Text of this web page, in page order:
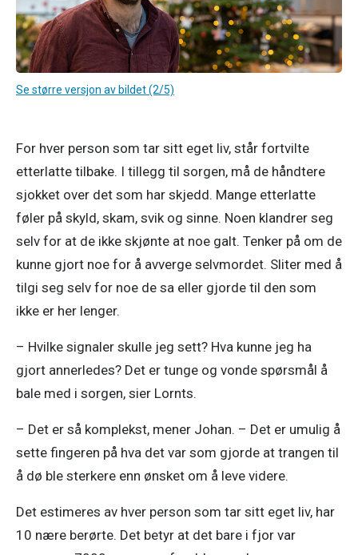
Se større versjon av bildet (2/5)
For hver person som tar sitt eget liv, står fortvilte
etterlatte tilbake. I tillegg til sorgen, må de håndtere
sjokket over det som har skjedd. Mange etterlatte
føler på skyld, skam, svik og sinne. Noen klandrer seg
selv for at de ikke skjønte at noe galt. Tenker på om de
kunne gjort noe for å avverge selvmordet. Sliter med å
tilgi seg selv for noe de sa eller gjorde til den som
ikke er her lenger.
– Hvilke signaler skulle jeg sett? Hva kunne jeg ha
gjort annerledes? Det er tunge og vonde spørsmål å
bale med i sorgen, sier Lornts.
– Det er så komplekst, mener Johan. – Det er umulig å
sette fingeren på hva det var som gjorde at trangen til
å dø ble sterkere enn ønsket om å leve videre.
Det estimeres av hver person som tar sitt eget liv, har
10 nære berørte. Det betyr at det bare i fjor var